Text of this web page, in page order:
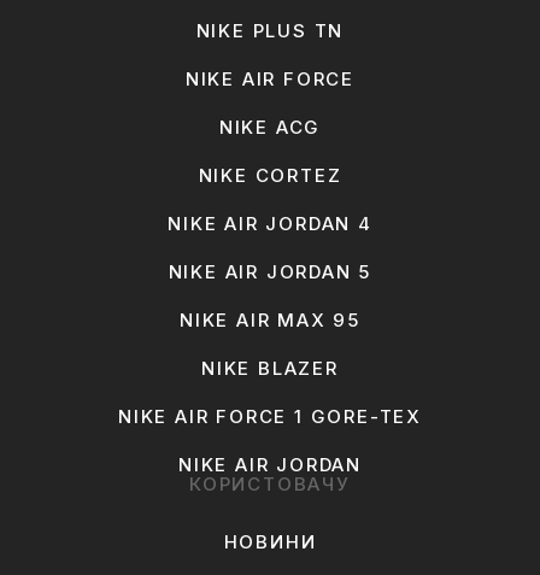
NIKE PLUS TN
NIKE AIR FORCE
NIKE ACG
NIKE CORTEZ
NIKE AIR JORDAN 4
NIKE AIR JORDAN 5
NIKE AIR MAX 95
NIKE BLAZER
NIKE AIR FORCE 1 GORE-TEX
NIKE AIR JORDAN
КОРИСТОВАЧУ
НОВИНИ